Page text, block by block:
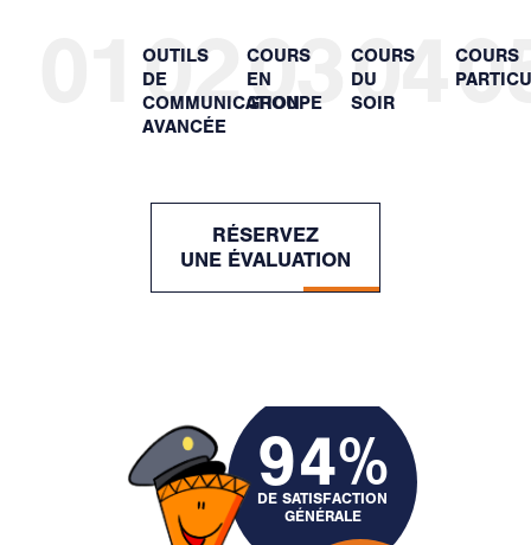
OUTILS
DE
COMMUNICATION
AVANCÉE
02 COURS
EN
GROUPE
03
COURS
DU
SOIR
04
COURS
RÉSERVEZ
UNE ÉVALUATION
94%
DE SATISFACTION
GÉNÉRALE